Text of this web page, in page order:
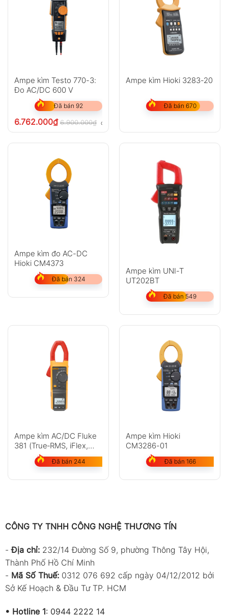
Ampe kìm Testo 770-3:
Đo AC/DC 600 V
Đã bán 92
6.762.000₫ 6.900.000₫ chưa VAT 8%
Ampe kìm Hioki 3283-20
Đã bán 670
Ampe kìm đo AC-DC
Hioki CM4373
Đã bán 324
Ampe kìm UNI-T
UT202BT
Đã bán 549
Ampe kìm AC/DC Fluke
381 (True‑RMS, iFlex,
hiển thị từ xa)
Đã bán 244
Ampe kìm Hioki
CM3286-01
Đã bán 166
CÔNG TY TNHH CÔNG NGHỆ THƯƠNG TÍN
-Địa chỉ: 232/14 Đường Số 9, phường Thông Tây Hội,
Thành Phố Hồ Chí Minh
- Mã Số Thuế: 0312 076 692 cấp ngày 04/12/2012 bởi
Sở Kế Hoạch & Đầu Tư TP. HCM
• Hotline 1: 0944 2222 14